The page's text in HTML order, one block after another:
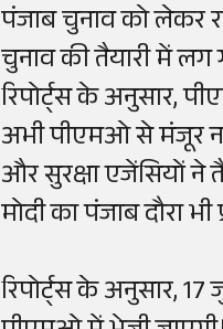
पंजाब चुनाव को लेकर
चुनाव की तैयारी में
रिपोर्ट्स के अनुसार,
अभी पीएमओ से मंजूर
और सुरक्षा एजेंसियों
मोदी का पंजाब दौरा भी
रिपोर्ट्स के अनुसार,